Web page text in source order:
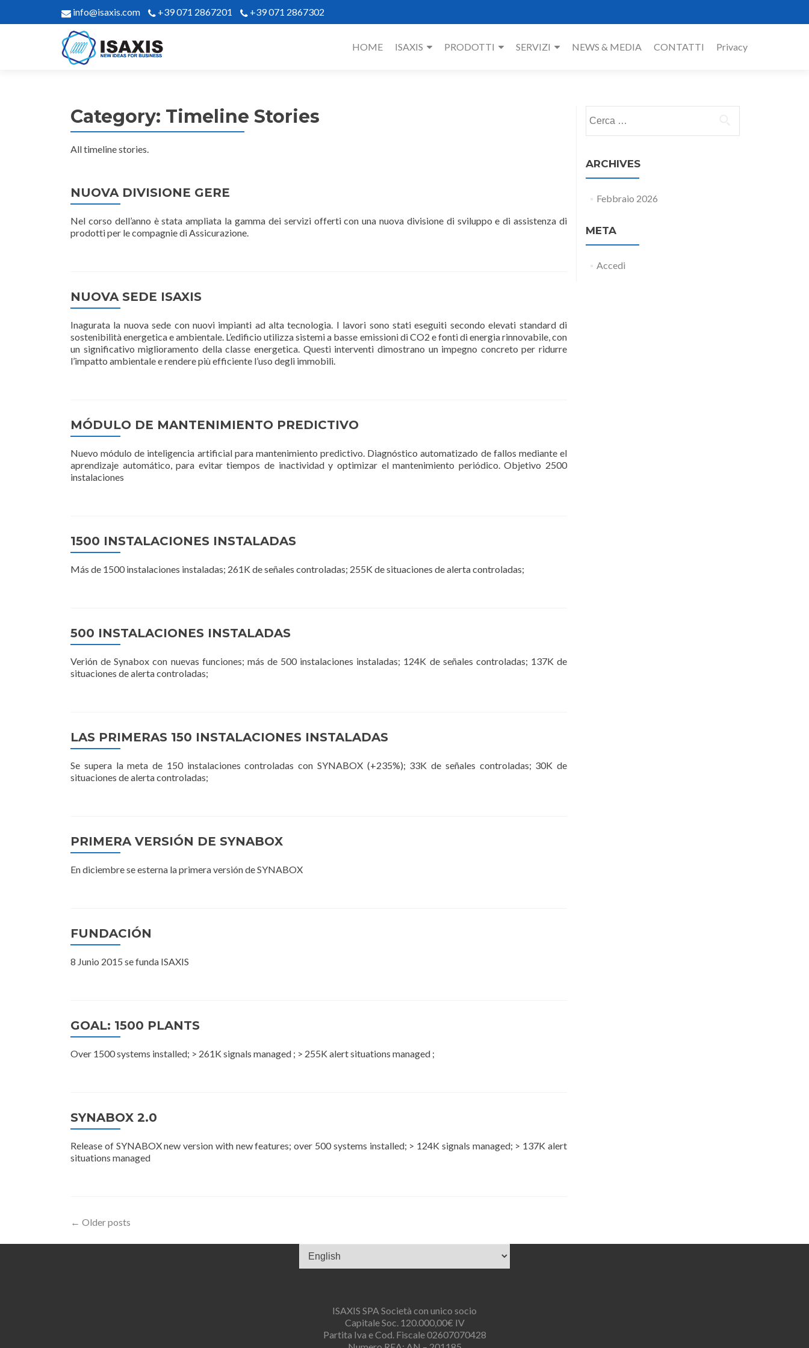
info@isaxis.com +39 071 2867201 +39 071 2867302
HOME ISAXIS PRODOTTI SERVIZI NEWS & MEDIA CONTATTI Privacy
Category: Timeline Stories
All timeline stories.
NUOVA DIVISIONE GERE
Nel corso dell’anno è stata ampliata la gamma dei servizi offerti con una nuova divisione di sviluppo e di assistenza di
prodotti per le compagnie di Assicurazione.
NUOVA SEDE ISAXIS
Inagurata la nuova sede con nuovi impianti ad alta tecnologia. I lavori sono stati eseguiti secondo elevati standard di
sostenibilità energetica e ambientale. L’edificio utilizza sistemi a basse emissioni di CO2 e fonti di energia rinnovabile, con
un significativo miglioramento della classe energetica. Questi interventi dimostrano un impegno concreto per ridurre
l’impatto ambientale e rendere più efficiente l’uso degli immobili.
MÓDULO DE MANTENIMIENTO PREDICTIVO
Nuevo módulo de inteligencia artificial para mantenimiento predictivo. Diagnóstico automatizado de fallos mediante el
aprendizaje automático, para evitar tiempos de inactividad y optimizar el mantenimiento periódico. Objetivo 2500
instalaciones
1500 INSTALACIONES INSTALADAS
Más de 1500 instalaciones instaladas; 261K de señales controladas; 255K de situaciones de alerta controladas;
500 INSTALACIONES INSTALADAS
Verión de Synabox con nuevas funciones; más de 500 instalaciones instaladas; 124K de señales controladas; 137K de
situaciones de alerta controladas;
LAS PRIMERAS 150 INSTALACIONES INSTALADAS
Se supera la meta de 150 instalaciones controladas con SYNABOX (+235%); 33K de señales controladas; 30K de
situaciones de alerta controladas;
PRIMERA VERSIÓN DE SYNABOX
En diciembre se esterna la primera versión de SYNABOX
FUNDACIÓN
8 Junio 2015 se funda ISAXIS
GOAL: 1500 PLANTS
Over 1500 systems installed; > 261K signals managed ; > 255K alert situations managed ;
SYNABOX 2.0
Release of SYNABOX new version with new features; over 500 systems installed; > 124K signals managed; > 137K alert
situations managed
Posts
navigation
← Older posts
per:
ARCHIVES
Febbraio 2026
META
Accedi
una
ISAXIS SPA Società con unico socio
Capitale Soc. 120.000,00€ IV
Partita Iva e Cod. Fiscale 02607070428